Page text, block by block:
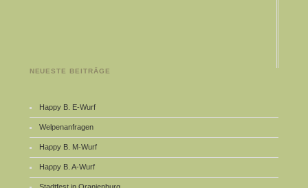
NEUESTE BEITRÄGE
Happy B. E-Wurf
Welpenanfragen
Happy B. M-Wurf
Happy B. A-Wurf